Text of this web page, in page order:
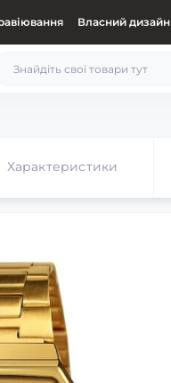
Власний дизайн
Характеристики